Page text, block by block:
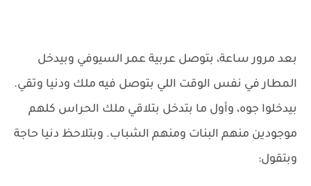
بعد مرور ساعة، بتوصل عربية عمر السيوفي وبيدخل
المطار في نفس الوقت اللي بتوصل فيه ملك ودنيا وتقي.
بيدخلوا جوه، وأول ما بتدخل بتلاقي ملك الحراس كلهم
موجودين منهم البنات ومنهم الشباب. وبتلاحظ دنيا حاجة
وبتقول: